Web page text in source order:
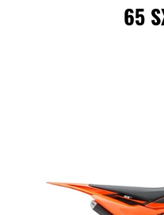
65